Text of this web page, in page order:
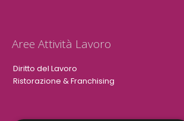
Aree Attività Lavoro
Diritto del Lavoro
Ristorazione & Franchising